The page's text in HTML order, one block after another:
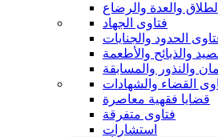
والعدة والرضاع
فتاوى الجهاد
الحدود والجنايات
والذبائح والأطعمة
والنذور والمسابقة
القضاء والشهادات
قضايا فقهية معاصرة
فتاوى متفرقة
استشارات